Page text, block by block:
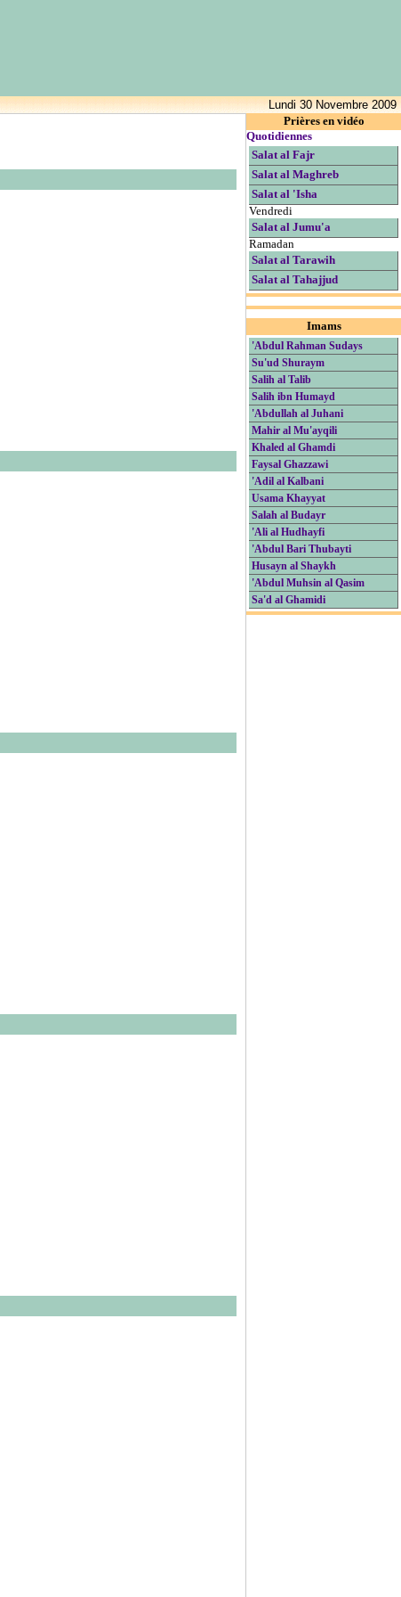
Lundi 30 Novembre 2009
Prières en vidéo
Quotidiennes
Salat al Fajr
Salat al Maghreb
Salat al 'Isha
Vendredi
Salat al Jumu'a
Ramadan
Salat al Tarawih
Salat al Tahajjud
Imams
'Abdul Rahman Sudays
Su'ud Shuraym
Salih al Talib
Salih ibn Humayd
'Abdullah al Juhani
Mahir al Mu'ayqili
Khaled al Ghamdi
Faysal Ghazzawi
'Adil al Kalbani
Usama Khayyat
Salah al Budayr
'Ali al Hudhayfi
'Abdul Bari Thubayti
Husayn al Shaykh
'Abdul Muhsin al Qasim
Sa'd al Ghamidi